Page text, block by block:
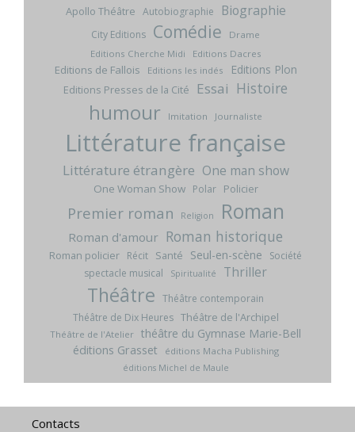
Apollo Théâtre Autobiographie Biographie
City Editions Comédie
Drame
Editions Cherche Midi
Editions Dacres
Editions de Fallois Editions les indés Editions Plon
Editions Presses de la Cité Essai Histoire
humour Imitation Journaliste
Littérature française
Littérature étrangère One man show
One Woman Show Polar Policier
Premier roman Religion Roman
Roman d'amour Roman historique
Roman policier Récit Santé Seul-en-scène
Société
spectacle musical
Spiritualité Thriller
Théâtre Théâtre contemporain
Théâtre de Dix Heures Théâtre de l'Archipel
Théâtre de l'Atelier théâtre du Gymnase Marie-Bell
éditions Grasset
éditions Macha Publishing
éditions Michel de Maule
Contacts